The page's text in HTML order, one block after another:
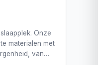
Onze
materialen met
van